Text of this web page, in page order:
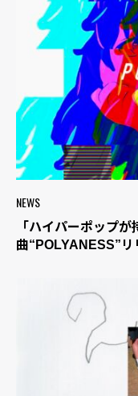
NEWS
「ハイパーポップ
曲“POLYANESS”リ